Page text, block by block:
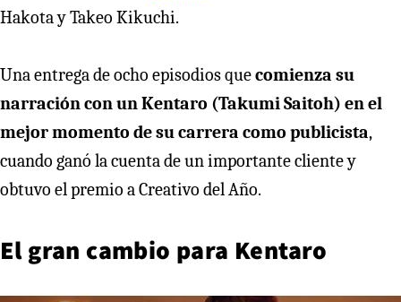
Hakota y Takeo Kikuchi.
Una entrega de ocho episodios quecomienza su
narración con un Kentaro (Takumi Saitoh) en el
mejor momento de su carrera como publicista,
cuando ganó la cuenta de un importante cliente y
obtuvo el premio a Creativo del Año.
El gran cambio para Kentaro